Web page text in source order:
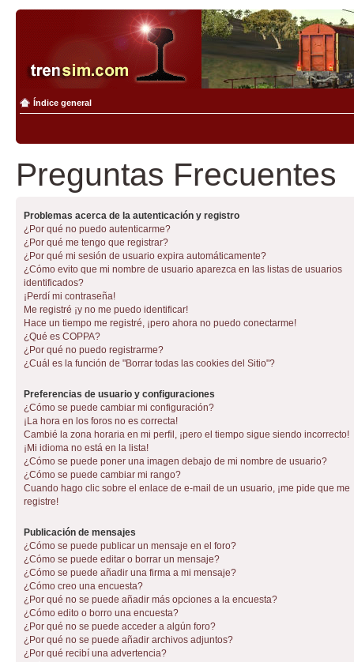
Índice general
Preguntas Frecuentes
Problemas acerca de la autenticación y registro
¿Por qué no puedo autenticarme?
¿Por qué me tengo que registrar?
¿Por qué mi sesión de usuario expira automáticamente?
¿Cómo evito que mi nombre de usuario aparezca en las listas de usuarios
identificados?
¡Perdí mi contraseña!
Me registré ¡y no me puedo identificar!
Hace un tiempo me registré, ¡pero ahora no puedo conectarme!
¿Qué es COPPA?
¿Por qué no puedo registrarme?
¿Cuál es la función de "Borrar todas las cookies del Sitio"?
Preferencias de usuario y configuraciones
¿Cómo se puede cambiar mi configuración?
¡La hora en los foros no es correcta!
Cambié la zona horaria en mi perfil, ¡pero el tiempo sigue siendo incorrecto!
¡Mi idioma no está en la lista!
¿Cómo se puede poner una imagen debajo de mi nombre de usuario?
¿Cómo se puede cambiar mi rango?
Cuando hago clic sobre el enlace de e-mail de un usuario, ¡me pide que me
registre!
Publicación de mensajes
¿Cómo se puede publicar un mensaje en el foro?
¿Cómo se puede editar o borrar un mensaje?
¿Cómo se puede añadir una firma a mi mensaje?
¿Cómo creo una encuesta?
¿Por qué no se puede añadir más opciones a la encuesta?
¿Cómo edito o borro una encuesta?
¿Por qué no se puede acceder a algún foro?
¿Por qué no se puede añadir archivos adjuntos?
¿Por qué recibí una advertencia?